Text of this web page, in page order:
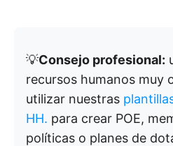
💡Consejo profesional:
recursos humanos muy
utilizar nuestras
HH. para crear POE,
políticas o planes de